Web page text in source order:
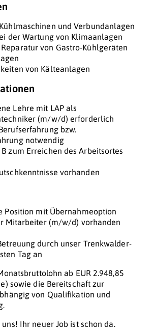
und Verbundanlagen
der Wartung von Klimaanlagen
von Gastro-Kühlgeräten
von Kälteanlagen
Lehre mit LAP als
(m/w/d) erforderlich
bzw.
notwendig
zum Erreichen des Arbeitsortes
vorhanden
Position mit Übernahmeoption
Mitarbeiter (m/w/d) vorhanden
durch unser Trenkwalder-
Tag an
ab EUR 2.948,85
sowie die Bereitschaft zur
von Qualifikation und
uns! Ihr neuer Job ist schon da.